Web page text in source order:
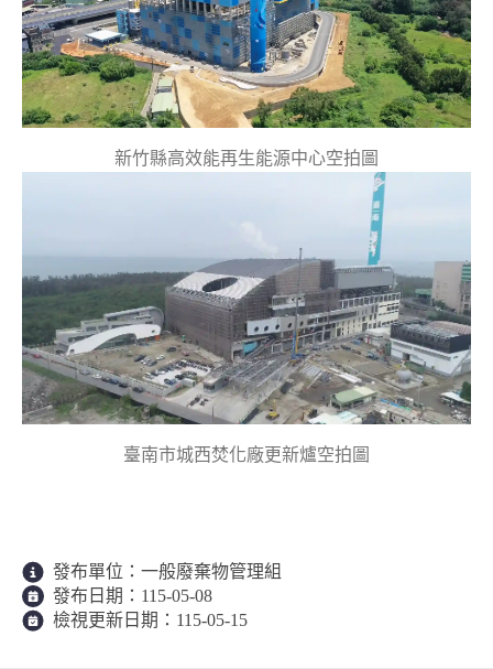
新竹縣高效能再生能源中心空拍圖
臺南市城西焚化廠更新爐空拍圖
發布單位： 一般廢棄物管理組
發布日期： 115-05-08
檢視更新日期： 115-05-15